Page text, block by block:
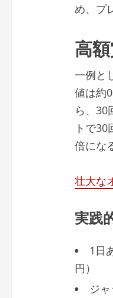
め、プ
高
一例と
値は約
ら、30
トで
倍にな
壮大な
実践
1日
円）
ジ